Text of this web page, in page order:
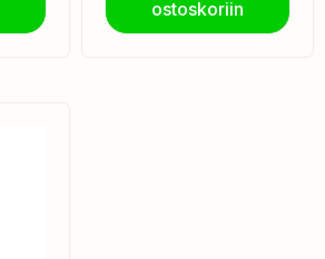
ostoskoriin